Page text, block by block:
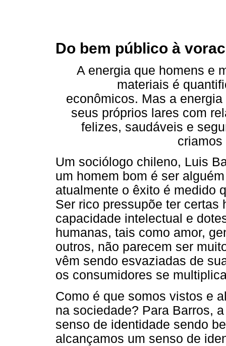
Do bem público à
A energia que homens e
materiais é
econômicos. Mas a
seus próprios lares com
felizes, saudáveis e
criamos
Um sociólogo chileno, Luis
um homem bom é ser
atualmente o êxito é medido
Ser rico pressupõe ter certas
capacidade intelectual e
humanas, tais como amor,
outros, não parecem ser
vêm sendo esvaziadas de
os consumidores se
Como é que somos vistos e
na sociedade? Para Barros,
senso de identidade sendo
alcançamos um senso de